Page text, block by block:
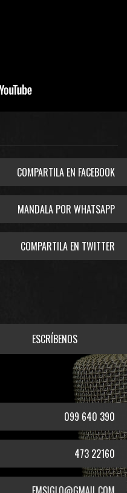
COMPARTILA EN FACEBOOK
MANDALA POR WHATSAPP
COMPARTILA EN TWITTER
ESCRÍBENOS
099 640 390
473 22160